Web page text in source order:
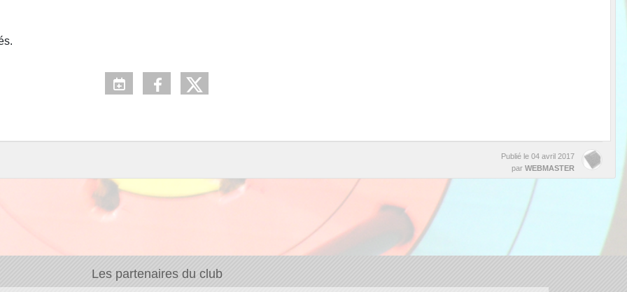
Publié le 04 avril 2017
par WEBMASTER
Les partenaires du club